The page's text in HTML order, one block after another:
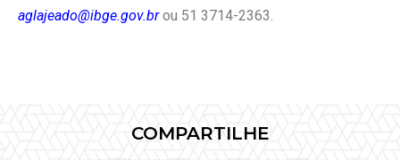
aglajeado@ibge.gov.brou 51 3714-2363.
COMPARTILHE